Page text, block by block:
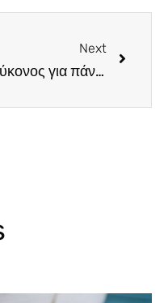
Next
Μύκονος για πάντα! Φωτογραφίσαμε για σένα τους 5 λόγους που οφείλεις να την επισκεφτείς έστω και μια φορά